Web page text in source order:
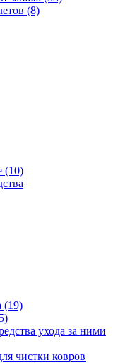
(8)
(10)
(19)
ухода за ними
чистки ковров